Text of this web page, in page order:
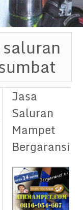
Jasa
Saluran
Mampet
Bergaransi